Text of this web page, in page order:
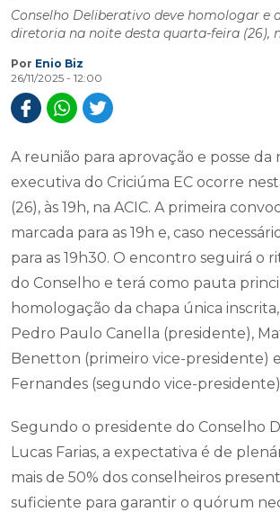
Conselho Deliberativo deve homologar e
diretoria na noite desta quarta-feira (26),
Por Enio Biz
26/11/2025 - 12:00
A reunião para aprovação e posse da
executiva do Criciúma EC ocorre
(26), às 19h, na ACIC. A primeira
marcada para as 19h e, caso
para as 19h30. O encontro seguirá o
do Conselho e terá como pauta
homologação da chapa única
Pedro Paulo Canella (presidente),
Benetton (primeiro vice-presidente)
Fernandes (segundo vice-
Segundo o presidente do Conselho
Lucas Farias, a expectativa é de
mais de 50% dos conselheiros
suficiente para garantir o quórum